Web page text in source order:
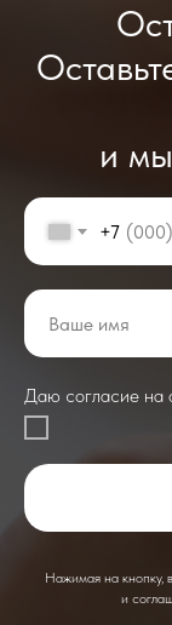
и
+7
Даю согласие на
Нажимая на кнопку,
и